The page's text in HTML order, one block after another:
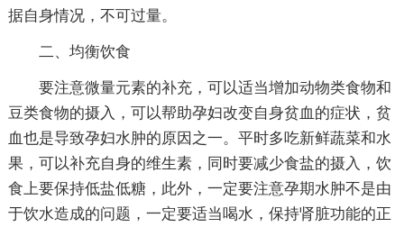
据自身情况，不可过量。
二、均衡饮食
要注意微量元素的补充，可以适当增加动物类食物和
豆类食物的摄入，可以帮助孕妇改变自身贫血的症状，贫
血也是导致孕妇水肿的原因之一。平时多吃新鲜蔬菜和水
果，可以补充自身的维生素，同时要减少食盐的摄入，饮
食上要保持低盐低糖，此外，一定要注意孕期水肿不是由
于饮水造成的问题，一定要适当喝水，保持肾脏功能的正